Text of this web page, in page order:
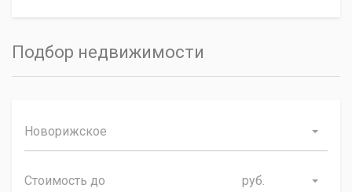
Подбор недвижимости
Новорижское
руб.